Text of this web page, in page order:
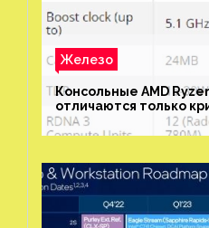
Железо
Консольные AMD
отличаются только